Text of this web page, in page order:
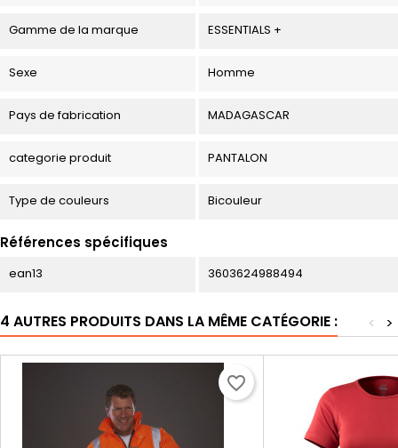
Gamme de la marque ESSENTIALS +
Sexe Homme
Pays de fabrication MADAGASCAR
categorie produit PANTALON
Type de couleurs Bicouleur
Références spécifiques
ean13 3603624988494
4 AUTRES PRODUITS DANS LA MÊME CATÉGORIE : >
<
favorite_border